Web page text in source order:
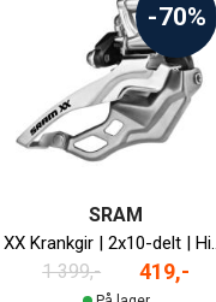
-70%
SRAM
1 399,- 419,-